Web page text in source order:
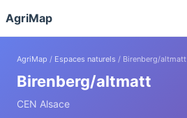
AgriMap
AgriMap / Espaces naturels / Birenberg/altmatt
Birenberg/altmatt
CEN Alsace